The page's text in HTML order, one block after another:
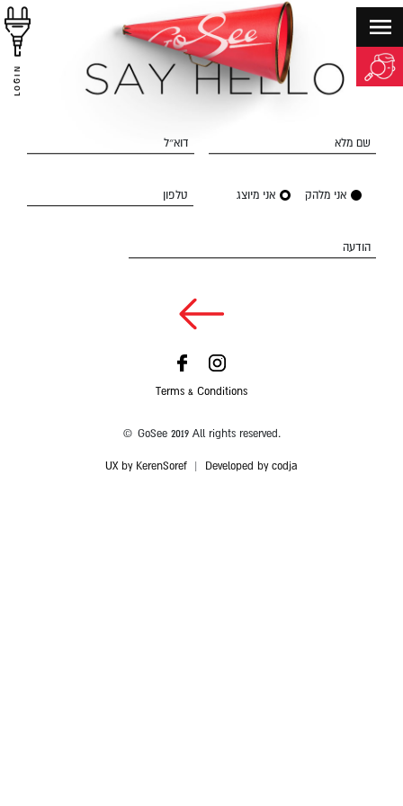
LOGIN
שם מלא דוא״ל
אני מלהק אני מיוצג טלפון
הודעה
Terms & Conditions
© GoSee 2019 All rights reserved.
UX by KerenSoref Developed by codja